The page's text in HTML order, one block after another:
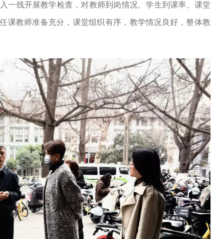
一线开展教学检查，对教师到岗情况、学生到课率、课堂
课教师准备充分，课堂组织有序，教学情况良好，整体教